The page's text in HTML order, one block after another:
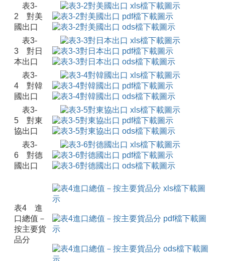
表3-
2 對美
國出口
表3-
3 對日
本出口
表3-
4 對韓
國出口
表3-
5 對東
協出口
表3-
6 對德
國出口
表4 進
口總值－
按主要貨
品分